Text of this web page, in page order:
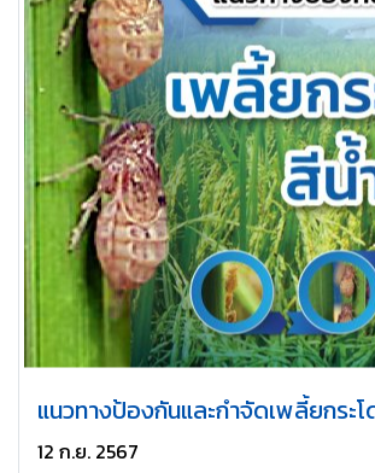
แนวทางป้องกันและกำจัดเพลี้ยกระ
12 ก.ย. 2567